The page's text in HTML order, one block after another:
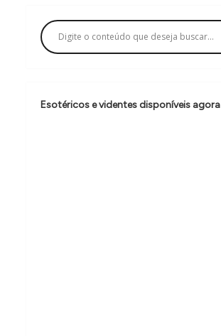
ç
ã
d
Esotéricos e videntes disponíveis agora